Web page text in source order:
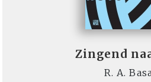
Zingend
R. A.